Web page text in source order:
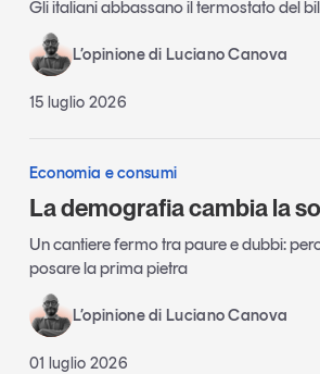
Gli italiani abbassano il termostato del
L’opinione di Luciano Canova
15 luglio 2026
Economia e consumi
La demografia cambia la
Un cantiere fermo tra paure e dubbi:
posare la prima pietra
L’opinione di Luciano Canova
01 luglio 2026